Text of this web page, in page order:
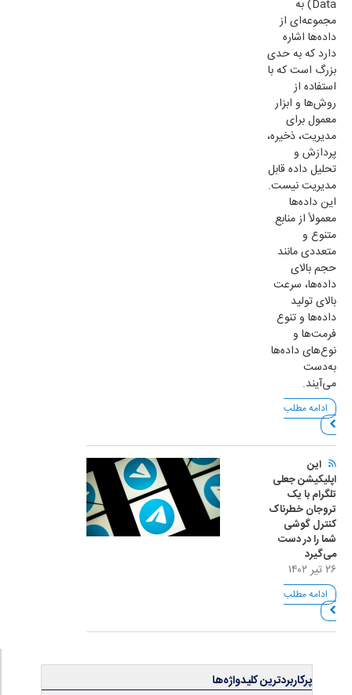
Data) به
مجموعه‌ای از
داده‌ها اشاره
دارد که به حدی
بزرگ است که با
استفاده از
روش‌ها و ابزار
معمول برای
مدیریت، ذخیره،
پردازش و
تحلیل داده قابل
مدیریت نیست.
این داده‌ها
معمولاً از منابع
متنوع و
متعددی مانند
حجم بالای
داده‌ها، سرعت
بالای تولید
داده‌ها و تنوع
فرمت‌ها و
نوع‌های داده‌ها
به‌دست
می‌آیند.
ادامه مطلب
این
اپلیکیشن جعلی
تلگرام با یک
تروجان خطرناک
کنترل گوشی
شما را در دست
می‌گیرد
۲۶ تیر ۱۴۰۲
ادامه مطلب
پرکاربردترین کلیدواژه‌ها